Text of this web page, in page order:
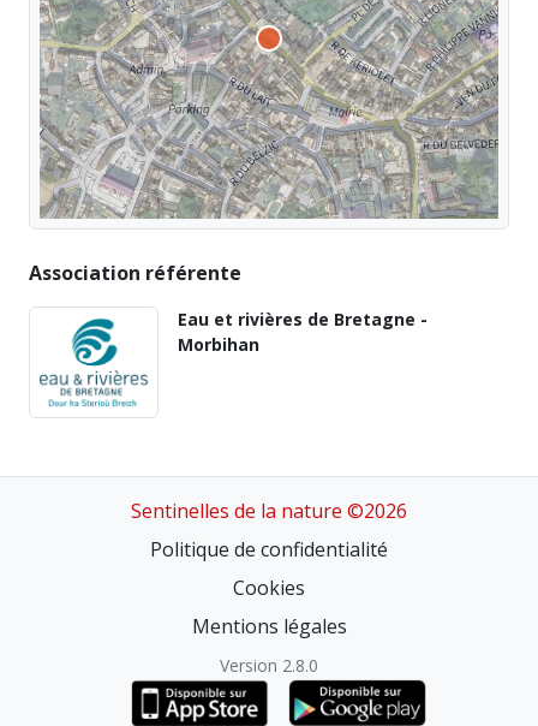
Association référente
Eau et rivières de Bretagne -
Morbihan
Sentinelles de la nature ©2026
Politique de confidentialité
Cookies
Mentions légales
Version 2.8.0